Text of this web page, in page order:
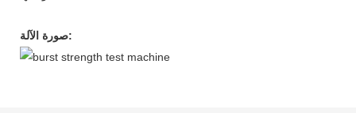
صورة الآلة: